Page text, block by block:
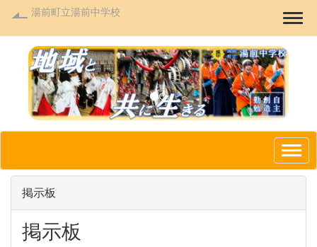
湯前町立湯前中学校
p
r
e
v
o
u
s
n
e
x
t
掲示板
掲示板